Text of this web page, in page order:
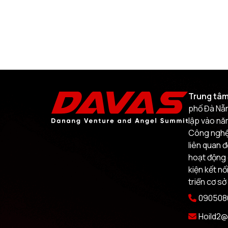
Trung
phố Đà
lập vào
Công
liên quan
hoạt động
kiện kết
triển cơ